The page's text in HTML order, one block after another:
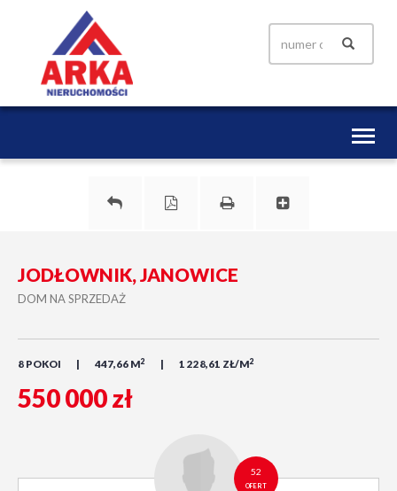
Toggle
JODŁOWNIK, JANOWICE
DOM NA SPRZEDAŻ
8 POKOI 447,66 M2 1 228,61 ZŁ/M2
550 000 zł
52
OFERT